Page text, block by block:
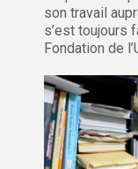
son travail
s’est toujours
Fondation de